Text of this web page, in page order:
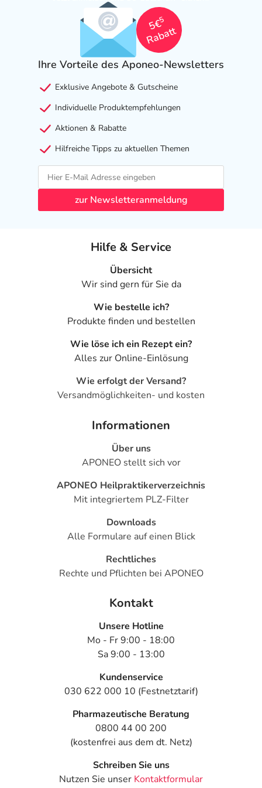
Aufsicht
kann die
Erwachsene
ab 21 Jahre
Doppelte
werden.
Erwachsene
ab 21 Jahre
Inhalationsampulle
Anwendungshinweise
Bereiten Sie das Arzneimittel zu und inhalieren Sie es.
Benutzen Sie dafür ein entsprechendes Gerät (z.B.
Vernebler). Lassen Sie sich zu der Anwendung von Ihrem
Arzt oder Apotheker beraten. Die Anwendung sollte nur
erfolgen, wenn der sichere Umgang mit dem Arzneimittel
Die Anwendungsdauer richtet sich nach Art der
Beschwerde und/oder Dauer der Erkrankung und wird
Dauer der Anwendung zeitlich nicht begrenzt, das
Arzneimittel kann daher längerfristig angewendet
Überdosierung?
Es sind keine Überdosierungserscheinungen bekannt. Im
Anwendung vergessen?
Setzen Sie die Anwendung zum nächsten
vorgeschriebenen Zeitpunkt ganz normal (also nicht mit
Generell gilt: Achten Sie vor allem bei Säuglingen,
Kleinkindern und älteren Menschen auf eine
gewissenhafte Dosierung. Im Zweifelsfalle fragen Sie
Ihren Arzt oder Apotheker nach etwaigen Auswirkungen
Eine vom Arzt verordnete Dosierung kann von den
Angaben der Packungsbeilage abweichen. Da der Arzt sie
individuell abstimmt, sollten Sie das Arzneimittel daher
nach seinen Anweisungen anwenden.
Aufbewahrung
5€
5
Rabatt
Ihre Vorteile des Aponeo-Newsletters
Exklusive Angebote & Gutscheine
Individuelle Produktempfehlungen
Aktionen & Rabatte
Hilfreiche Tipps zu aktuellen Themen
zur Newsletteranmeldung
Hilfe & Service
Übersicht
Wir sind gern für Sie da
Wie bestelle ich?
Produkte finden und bestellen
Wie löse ich ein Rezept ein?
Alles zur Online-Einlösung
Wie erfolgt der Versand?
Versandmöglichkeiten- und kosten
Informationen
Über uns
APONEO stellt sich vor
APONEO Heilpraktikerverzeichnis
Mit integriertem PLZ-Filter
Downloads
Alle Formulare auf einen Blick
Rechtliches
Rechte und Pflichten bei APONEO
Kontakt
Unsere Hotline
Mo - Fr 9:00 - 18:00
Sa 9:00 - 13:00
Kundenservice
030 622 000 10 (Festnetztarif)
Pharmazeutische Beratung
0800 44 00 200
(kostenfrei aus dem dt. Netz)
Schreiben Sie uns
Nutzen Sie unser Kontaktformular